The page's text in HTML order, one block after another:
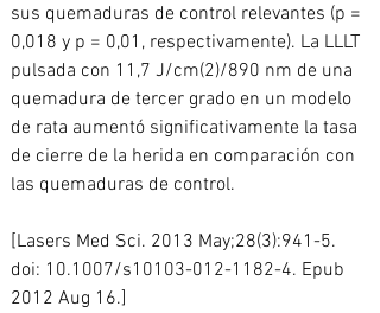
sus quemaduras de control relevantes (p =
0,018 y p = 0,01, respectivamente). La LLLT
pulsada con 11,7 J/cm(2)/890 nm de una
quemadura de tercer grado en un modelo
de rata aumentó significativamente la tasa
de cierre de la herida en comparación con
las quemaduras de control.
[Lasers Med Sci. 2013 May;28(3):941-5.
doi: 10.1007/s10103-012-1182-4. Epub
2012 Aug 16.]